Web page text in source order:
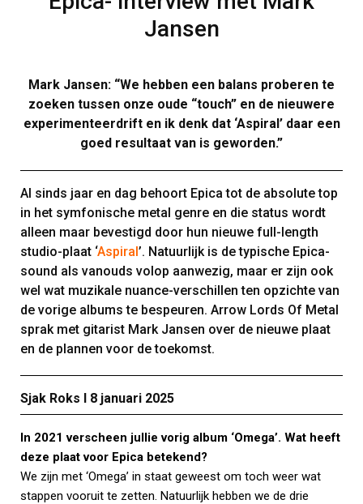
Jansen
Mark Jansen: “We hebben een balans proberen te
zoeken tussen onze oude “touch” en de nieuwere
experimenteerdrift en ik denk dat ‘Aspiral’ daar een
goed resultaat van is geworden.”
Al sinds jaar en dag behoort Epica tot de absolute top
in het symfonische metal genre en die status wordt
alleen maar bevestigd door hun nieuwe full-length
studio-plaat ‘Aspiral’. Natuurlijk is de typische Epica-
sound als vanouds volop aanwezig, maar er zijn ook
wel wat muzikale nuance-verschillen ten opzichte van
de vorige albums te bespeuren. Arrow Lords Of Metal
sprak met gitarist Mark Jansen over de nieuwe plaat
en de plannen voor de toekomst.
Sjak Roks Ι 8 januari 2025
In 2021 verscheen jullie vorig album ‘Omega’. Wat heeft
deze plaat voor Epica betekend?
We zijn met ‘Omega’ in staat geweest om toch weer wat
stappen vooruit te zetten. Natuurlijk hebben we de drie